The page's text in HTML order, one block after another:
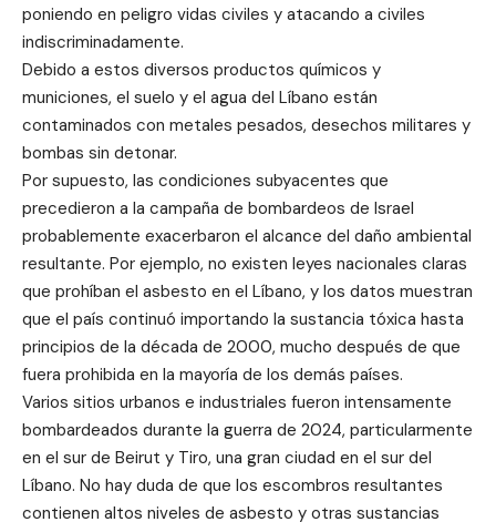
poniendo en peligro vidas civiles y atacando a civiles
indiscriminadamente.
Debido a estos diversos productos químicos y
municiones, el suelo y el agua del Líbano están
contaminados con metales pesados, desechos militares y
bombas sin detonar.
Por supuesto, las condiciones subyacentes que
precedieron a la campaña de bombardeos de Israel
probablemente exacerbaron el alcance del daño ambiental
resultante. Por ejemplo, no existen leyes nacionales claras
que prohíban el asbesto en el Líbano, y los datos muestran
que el país continuó importando la sustancia tóxica hasta
principios de la década de 2000, mucho después de que
fuera prohibida en la mayoría de los demás países.
Varios sitios urbanos e industriales fueron intensamente
bombardeados durante la guerra de 2024, particularmente
en el sur de Beirut y Tiro, una gran ciudad en el sur del
Líbano. No hay duda de que los escombros resultantes
contienen altos niveles de asbesto y otras sustancias